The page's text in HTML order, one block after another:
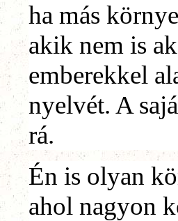
ha más
akik nem is
emberekkel
nyelvét. A
rá.
Én is olyan
ahol nagyon